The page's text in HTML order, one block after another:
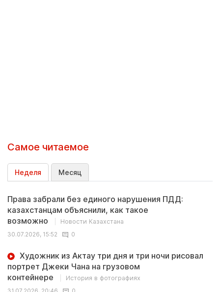
Самое читаемое
Неделя Месяц
Права забрали без единого нарушения ПДД:
казахстанцам объяснили, как такое
возможно
Новости Казахстана
30.07.2026, 15:52
0
Художник из Актау три дня и три ночи рисовал
портрет Джеки Чана на грузовом
контейнере
История в фотографиях